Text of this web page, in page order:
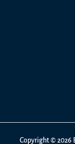
Copyright © 2026